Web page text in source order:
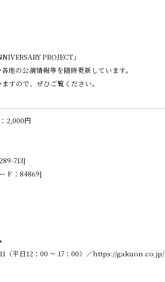
PROJECT」
地の公演情報等を随時更新しています。
すので、ぜひご覧ください。
2,000円
713]
ド：84869]
（平日12：00 ～ 17：00） ／https://gakuon.co.jp/